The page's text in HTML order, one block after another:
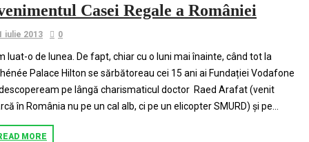
Casei Regale a României
iulie 2013 0
luat-o de lunea. De fapt, chiar cu o luni mai înainte, când tot la
Palace Hilton se sărbătoreau cei 15 ani ai Fundației Vodafone
pe lângă charismaticul doctor Raed Arafat (venit
în România nu pe un cal alb, ci pe un elicopter SMURD) și pe...
MORE